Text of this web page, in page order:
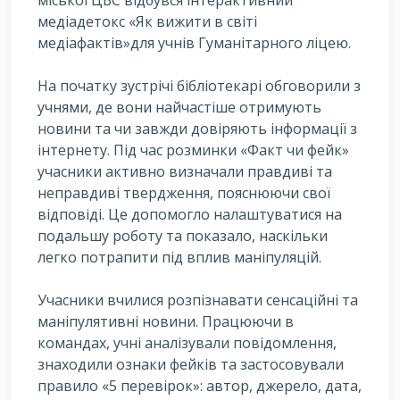
медіадетокс «Як вижити в світі
медіафактів»для учнів Гуманітарного ліцею.
На початку зустрічі бібліотекарі обговорили з
учнями, де вони найчастіше отримують
новини та чи завжди довіряють інформації з
інтернету. Під час розминки «Факт чи фейк»
учасники активно визначали правдиві та
неправдиві твердження, пояснюючи свої
відповіді. Це допомогло налаштуватися на
подальшу роботу та показало, наскільки
легко потрапити під вплив маніпуляцій.
Учасники вчилися розпізнавати сенсаційні та
маніпулятивні новини. Працюючи в
командах, учні аналізували повідомлення,
знаходили ознаки фейків та застосовували
правило «5 перевірок»: автор, джерело, дата,